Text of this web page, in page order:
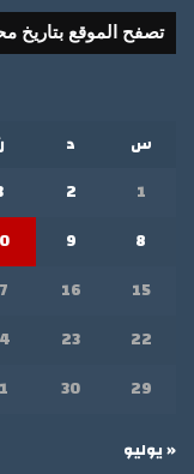
تصفح الموقع بتاريخ
س
د
1
2
8
9
15
16
22
23
29
30
« يوليو